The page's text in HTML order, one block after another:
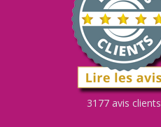
3177 avis clients